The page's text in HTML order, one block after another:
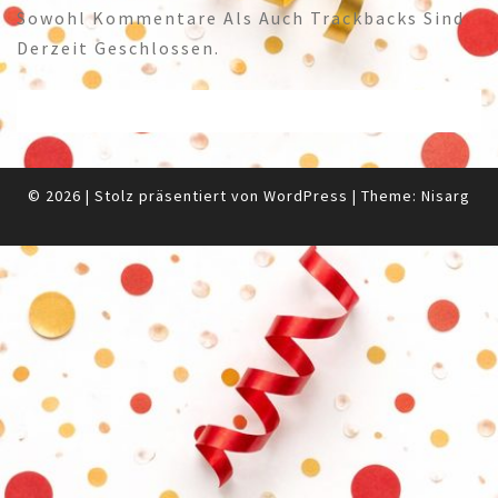
Sowohl Kommentare Als Auch Trackbacks Sind
Derzeit Geschlossen.
© 2026 | Stolz präsentiert von WordPress | Theme: Nisarg